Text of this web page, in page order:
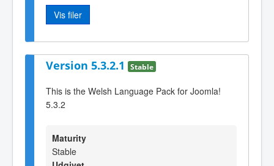
Vis filer
Version 5.3.2.1 Stable
This is the Welsh Language Pack for Joomla!
5.3.2
Maturity
Stable